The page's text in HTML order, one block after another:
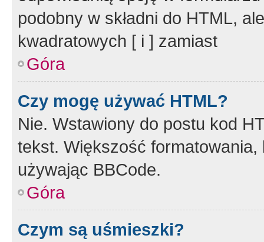
podobny w składni do HTML,
kwadratowych [ i ] zamiast
Góra
Czy mogę używać HTML?
Nie. Wstawiony do postu kod
tekst. Większość
używając BBCode.
Góra
Czym są uśmieszki?